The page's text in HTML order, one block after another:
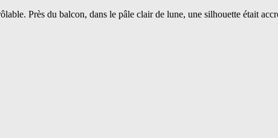
Près du balcon, dans le pâle clair de lune, une silhouette était